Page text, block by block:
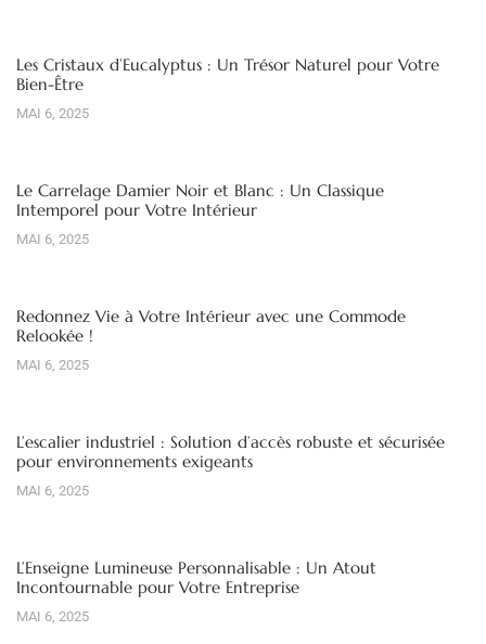
Les Cristaux d’Eucalyptus : Un Trésor Naturel pour Votre
Bien-Être
MAI 6, 2025
Le Carrelage Damier Noir et Blanc : Un Classique
Intemporel pour Votre Intérieur
MAI 6, 2025
Redonnez Vie à Votre Intérieur avec une Commode
Relookée !
MAI 6, 2025
L’escalier industriel : Solution d’accès robuste et sécurisée
pour environnements exigeants
MAI 6, 2025
L’Enseigne Lumineuse Personnalisable : Un Atout
Incontournable pour Votre Entreprise
MAI 6, 2025